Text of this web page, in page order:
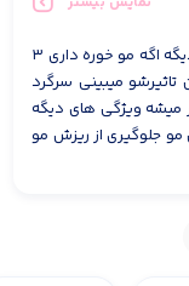
برس چوبی بامبو از دست موخوره هات راحت شو دیگه اگه مو خوره داری ۳
تاثیرشو میبینی سرگرد
میشه ویژگی های دیگه
جلوگیری از ریزش مو